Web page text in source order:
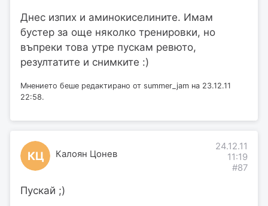
Днес изпих и аминокиселините. Имам
бустер за още няколко тренировки, но
въпреки това утре пускам ревюто,
резултатите и снимките :)
Мнението беше редактирано от summer_jam на 23.12.11
22:58.
КЦ Калоян Цонев
24.12.11
11:19
#87
Пускай ;)